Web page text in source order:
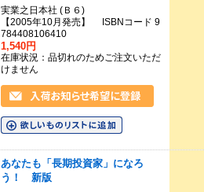
実業之日本社 (Ｂ６)
【2005年10月発売】 ISBNコード 9
784408106410
1,540円
在庫状況：品切れのためご注文いただ
けません
あなたも「長期投資家」になろ
う！ 新版